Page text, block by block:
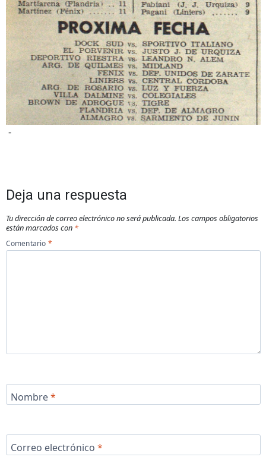
-
Deja una respuesta
Tu dirección de correo electrónico no será publicada. Los campos obligatorios
están marcados con *
Comentario *
Nombre*
Correo electrónico *